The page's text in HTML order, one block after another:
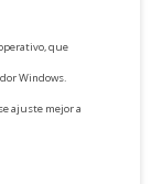
que
Windows.
ajuste mejor a